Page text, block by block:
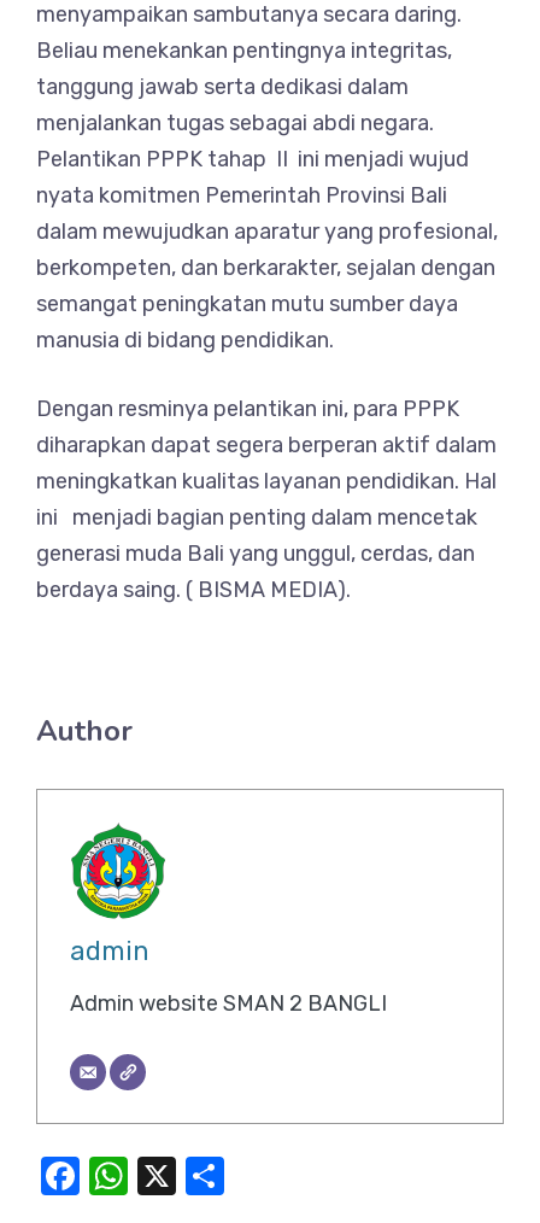
menyampaikan sambutanya secara daring.
Beliau menekankan pentingnya integritas,
tanggung jawab serta dedikasi dalam
menjalankan tugas sebagai abdi negara.
Pelantikan PPPK tahap II ini menjadi wujud
nyata komitmen Pemerintah Provinsi Bali
dalam mewujudkan aparatur yang profesional,
berkompeten, dan berkarakter, sejalan dengan
semangat peningkatan mutu sumber daya
manusia di bidang pendidikan.
Dengan resminya pelantikan ini, para PPPK
diharapkan dapat segera berperan aktif dalam
meningkatkan kualitas layanan pendidikan. Hal
ini menjadi bagian penting dalam mencetak
generasi muda Bali yang unggul, cerdas, dan
berdaya saing. ( BISMA MEDIA).
Author
admin
Admin website SMAN 2 BANGLI
F
W X